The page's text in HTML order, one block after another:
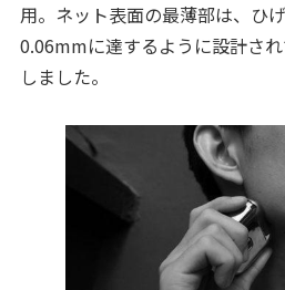
用。ネット表面の最薄部は、ひ
0.06mmに達するように設計さ
しました。